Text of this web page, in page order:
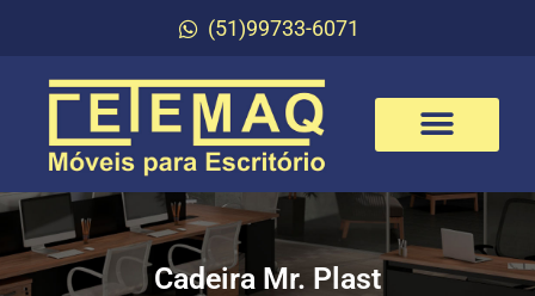
(51)99733-6071
Cadeira Mr. Plast